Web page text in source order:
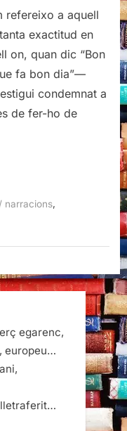
refereixo a aquell
exactitud en
on, quan dic “Bon
fa bon dia”—
condemnat a
de fer-ho de
narracions,
egarenc,
europeu…
lletraferit…